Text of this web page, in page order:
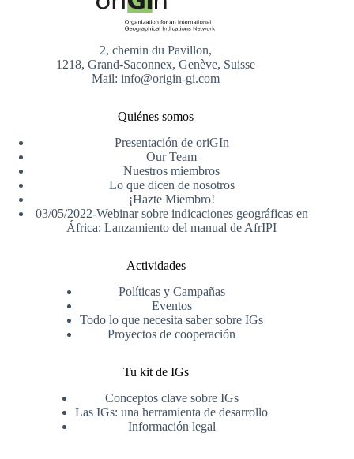
2, chemin du Pavillon,
1218, Grand-Saconnex, Genève, Suisse
Mail: info@origin-gi.com
Quiénes somos
Presentación de oriGIn
Our Team
Nuestros miembros
Lo que dicen de nosotros
¡Hazte Miembro!
03/05/2022-Webinar sobre indicaciones geográficas en
África: Lanzamiento del manual de AfrIPI
Actividades
Políticas y Campañas
Eventos
Todo lo que necesita saber sobre IGs
Proyectos de cooperación
Tu kit de IGs
Conceptos clave sobre IGs
Las IGs: una herramienta de desarrollo
Información legal